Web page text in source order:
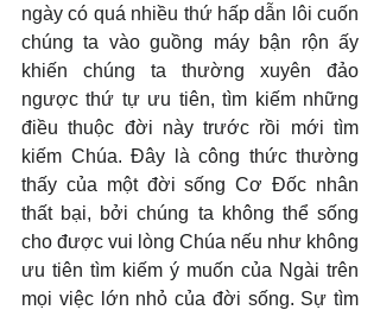
ngày có quá nhiều thứ hấp dẫn lôi cuốn
chúng ta vào guồng máy bận rộn ấy
khiến chúng ta thường xuyên đảo
ngược thứ tự ưu tiên, tìm kiếm những
điều thuộc đời này trước rồi mới tìm
kiếm Chúa. Đây là công thức thường
thấy của một đời sống Cơ Đốc nhân
thất bại, bởi chúng ta không thể sống
cho được vui lòng Chúa nếu như không
ưu tiên tìm kiếm ý muốn của Ngài trên
mọi việc lớn nhỏ của đời sống. Sự tìm